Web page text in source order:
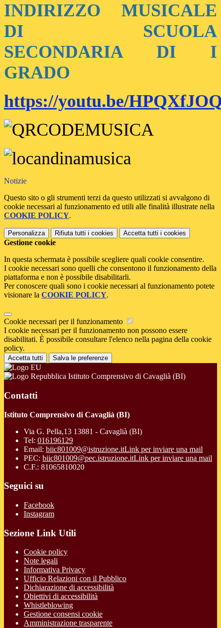
INDIRIZZO MUSICALE
DI SCUOLA
SECONDARIA DI I
GRADO
https://youtu.be/
Notizie
Questo sito o gli strumenti terzi da questo utilizzati si avvalgono di
cookie necessari al funzionamento ed utili alle finalità illustrate nella
COOKIE POLICY.
Personalizza Rifiuta tutti i cookies Accetta tutti i cookies
Gestione cookie
In questa schermata è possibile scegliere quali cookie consentire.
I cookie necessari sono quelli che consentono il funzionamento della
piattaforma e non è possibile disabilitarli.
Per conoscere quali sono i cookie necessari al funzionamento potete
visionare la COOKIE POLICY.
Cookie necessari per il funzionamento
I cookie necessari per il funzionamento non possono essere
disabilitati. È possibile consultare l'elenco nella pagina della cookie
policy.
Accetta tutti Salva le preferenze
Istituto Comprensivo di Cavaglià (BI)
Contatti
Istituto Comprensivo di Cavaglià (BI)
Via G. Pella,13 13881 - Cavaglià (BI)
Tel: 016196129
Email: biic801009@istruzione.itLink per inviare una mail
PEC: biic801009@pec.istruzione.itLink per inviare una mail
C.F.: 81065810020
Seguici su
Facebook
Instagram
Sezione Link Utili
Cookie policy
Note legali
Informativa Privacy
Ufficio Relazioni con il Pubblico
Dichiarazione di accessibilità
Obiettivi di accessibilità
Whistleblowing
Gestione consensi cookie
Amministrazione trasparente